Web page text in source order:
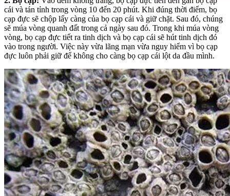
cái và tán tỉnh trong vòng 10 đến 20 phút. Khi đúng thời điểm, bọ
cạp đực sẽ chộp lấy càng của bọ cạp cái và giữ chặt. Sau đó, chúng
sẽ múa vòng quanh đất trong cả ngày sau đó. Trong khi múa vòng
vòng, bọ cạp đực tiết ra tinh dịch và bọ cạp cái sẽ hút tinh dịch đó
vào trong người. Việc này vừa lãng mạn vừa nguy hiểm vì bọ cạp
đực luôn phải giữ để không cho càng bọ cạp cái lột da đầu mình.